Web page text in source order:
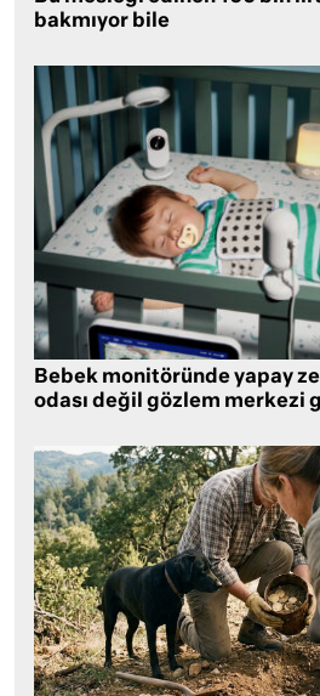
bakmıyor bile
Bebek monitöründe yapay
odası değil gözlem merkezi